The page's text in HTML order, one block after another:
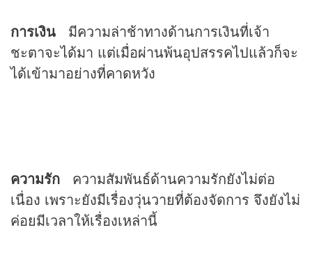
การเงิน มีความล่าช้าทางด้านการเงินที่เจ้า
ชะตาจะได้มา แต่เมื่อผ่านพ้นอุปสรรคไปแล้วก็จะ
ได้เข้ามาอย่างที่คาดหวัง
ความรัก
ความสัมพันธ์ด้านความรักยังไม่ต่อ
เนื่อง เพราะยังมีเรื่องวุ่นวายที่ต้องจัดการ จึงยังไม่
ค่อยมีเวลาให้เรื่องเหล่านี้